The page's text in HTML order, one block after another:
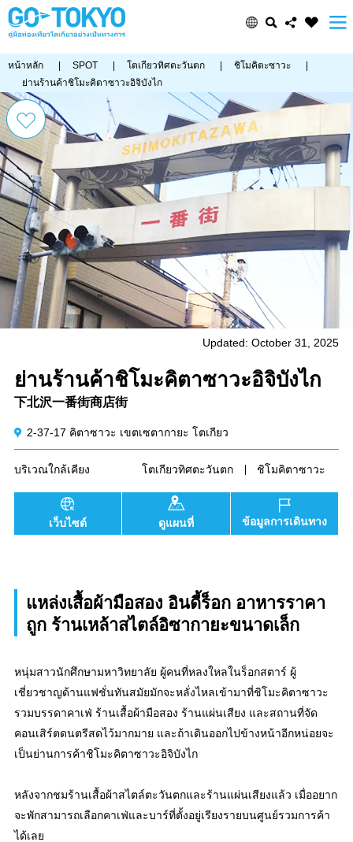
หน้าหลัก SPOT โตเกียวทิศตะวันตก ชิโมคิตะซาวะ
ย่านร้านค้าชิโมะคิตาซาวะอิจิบังไก
Updated: October 31, 2025
ย่านร้านค้าชิโมะคิตาซาวะอิจิบังไก
下北沢一番街商店街
2-37-17 คิตาซาวะ เขตเซตากายะ โตเกียว
บริเวณใกล้เคียง โตเกียวทิศตะวันตก ชิโมคิตาซาวะ
เว็บไซต์ ดูแผนที่ ข้อมูลการเดินทาง
แหล่งเสื้อผ้ามือสอง อินดี้ร็อก อาหารราคา
ถูก ร้านเหล้าสไตล์อิซากายะขนาดเล็ก
หนุ่มสาวนักศึกษามหาวิทยาลัย ผู้คนที่หลงใหลในร็อกสตาร์ ผู้
เชี่ยวชาญด้านแฟชั่นทันสมัยมักจะหลั่งไหลเข้ามาที่ชิโมะคิตาซาวะ
รวมบรรดาคาเฟ่ ร้านเสื้อผ้ามือสอง ร้านแผ่นเสียง และสถานที่จัด
คอนเสิร์ตดนตรีสดไว้มากมาย และถ้าเดินออกไปข้างหน้าอีกหน่อยจะ
เป็นย่านการค้าชิโมะคิตาซาวะอิจิบังไก
หลังจากชมร้านเสื้อผ้าสไตล์ตะวันตกและร้านแผ่นเสียงแล้ว เมื่ออยาก
จะพักสามารถเลือกคาเฟ่และบาร์ที่ตั้งอยู่เรียงรายบนศูนย์รวมการค้า
ได้เลย